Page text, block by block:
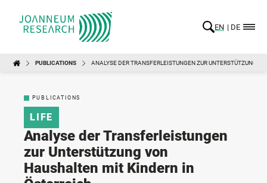
EN DE
PUBLICATIONS ANALYSE DER TRANSFERLEISTUNGEN ZUR UNTERSTÜTZUNG
PUBLICATIONS
LIFE
Analyse der Transferleistungen
zur Unterstützung von
Haushalten mit Kindern in